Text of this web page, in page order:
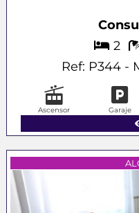
2
Ref: P344 -
Ascensor Garaje